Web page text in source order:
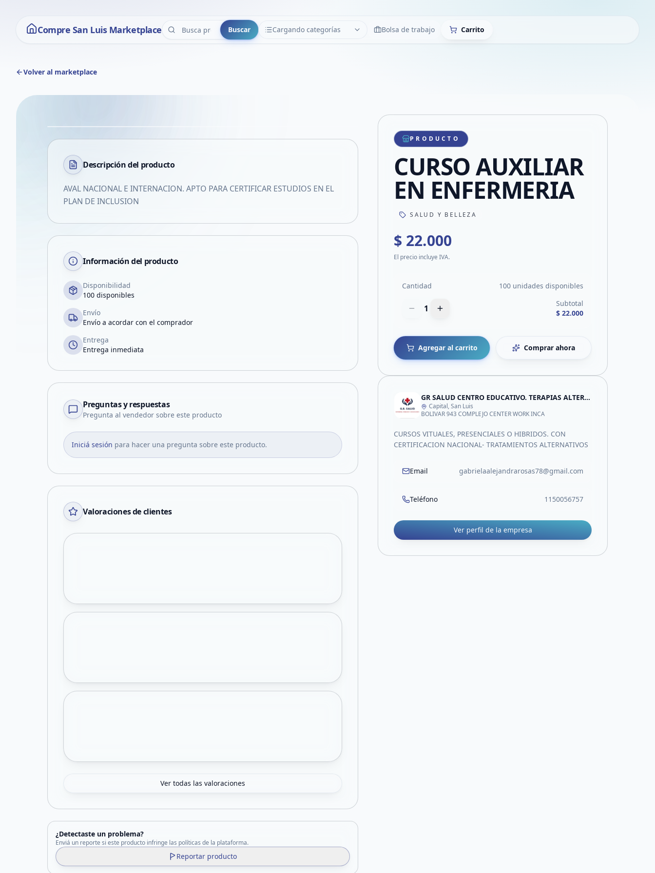
Compre San Luis Marketplace Buscar Cargando categorías
CATEGORÍAS LimpiarBolsa de trabajo Carrito
Volver al marketplace
VER EN PANTALLA COMPLETA
Compartir producto
Compartir por WhatsApp
Compartir por mail
Compartir en Facebook
Descripción del producto
AVAL NACIONAL E INTERNACION. APTO PARA CERTIFICAR ESTUDIOS EN EL
PLAN DE INCLUSION
Información del producto
Disponibilidad
100 disponibles
Envío
Envío a acordar con el comprador
Entrega
Entrega inmediata
Preguntas y respuestas
Pregunta al vendedor sobre este producto
Iniciá sesión para hacer una pregunta sobre este producto.
Valoraciones de clientes
Ver todas las valoraciones
¿Detectaste un problema?
Enviá un reporte si este producto infringe las políticas de la plataforma.
Reportar producto
PRODUCTO
CURSO AUXILIAR
EN ENFERMERIA
SALUD Y BELLEZA
$ 22.000
El precio incluye IVA.
Cantidad 100 unidades disponibles
1
Subtotal
$ 22.000
Agregar al carrito Comprar ahora
GR SALUD CENTRO EDUCATIVO. TERAPIAS ALTERNATIVAS-ESTETICA
Capital, San Luis
BOLIVAR 943 COMPLEJO CENTER WORK INCA
CURSOS VITUALES, PRESENCIALES O HIBRIDOS. CON
CERTIFICACION NACIONAL- TRATAMIENTOS ALTERNATIVOS
Email gabrielaalejandrarosas78@gmail.com
Teléfono 1150056757
Ver perfil de la empresa